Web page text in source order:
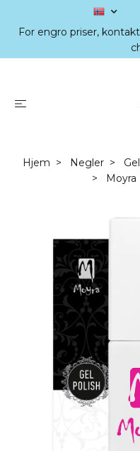
For engro priser,
Hjem Negler
Moyra